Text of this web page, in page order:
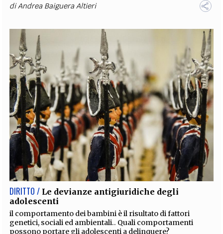
diAndrea Baiguera Altieri
DIRITTO / Le devianze antigiuridiche degli
adolescenti
il comportamento dei bambini è il risultato di fattori
genetici, sociali ed ambientali.. Quali comportamenti
possono portare gli adolescenti a delinquere?